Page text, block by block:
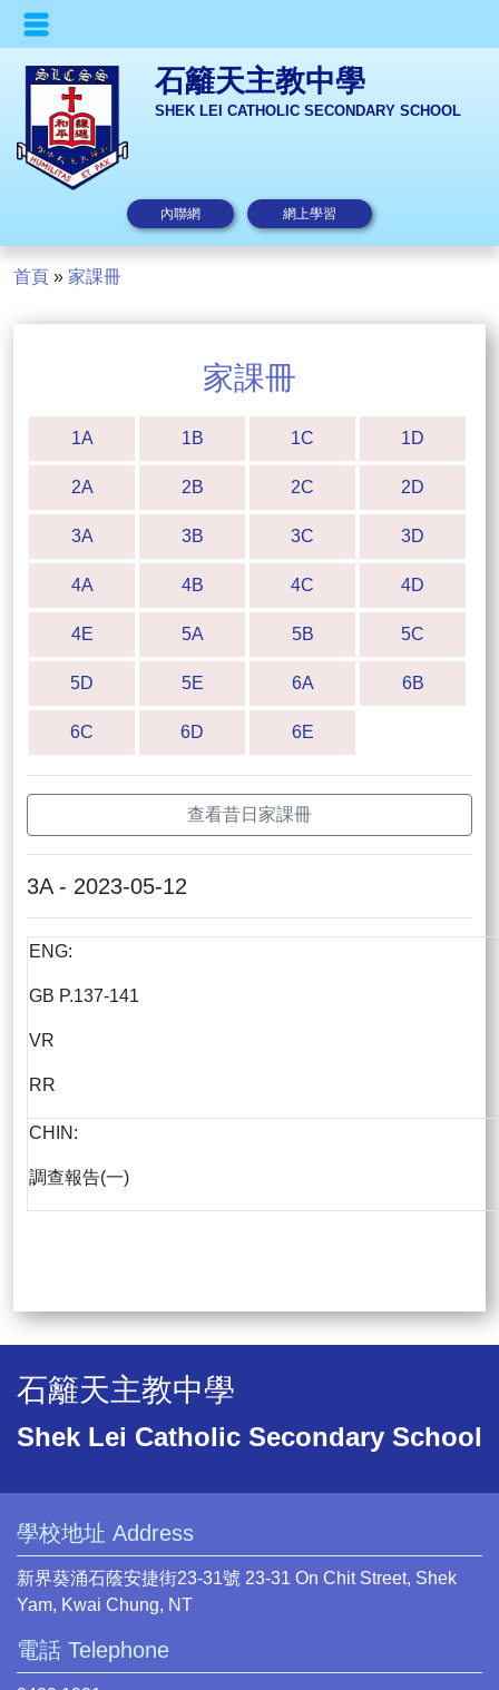
石籬天主教中學
SHEK LEI CATHOLIC SECONDARY SCHOOL
內聯網 網上學習
首頁 » 家課冊
家課冊
1A 1B 1C 1D
2A 2B 2C 2D
3A 3B 3C 3D
4A 4B 4C 4D
4E 5A 5B 5C
5D 5E 6A 6B
6C 6D 6E
查看昔日家課冊
3A - 2023-05-12
ENG:
GB P.137-141
VR
RR
CHIN:
調查報告(一)
石籬天主教中學
Shek Lei Catholic Secondary School
學校地址 Address
新界葵涌石蔭安捷街23-31號 23-31 On Chit Street, Shek
Yam, Kwai Chung, NT
電話 Telephone